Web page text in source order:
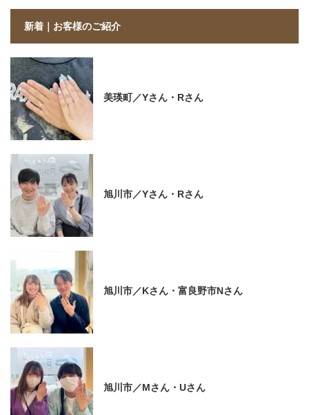
新着｜お客様のご紹介
美瑛町／Yさん・Rさん
旭川市／Yさん・Rさん
旭川市／Kさん・富良野市Nさん
旭川市／Mさん・Uさん